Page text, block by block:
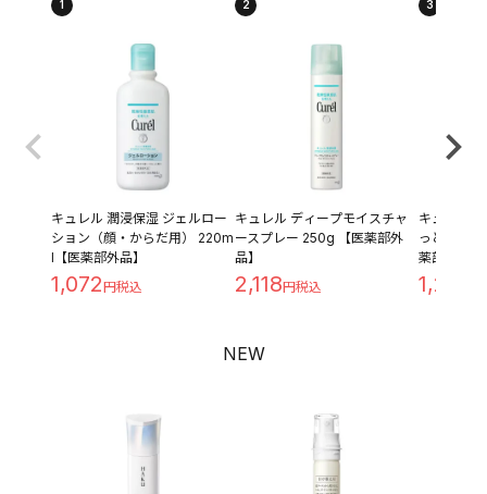
1
キュレル 潤浸保湿 ジェルロー
ション（顔・からだ用） 220m
l【医薬部外品】
1,072
2
キュレル ディープモイスチャ
ースプレー 250g 【医薬部外
品】
2,118
3
キュレル
っとり つ
薬部外品】
1,209
NEW